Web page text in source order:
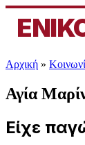
Αρχική »
Αγία
Είχε